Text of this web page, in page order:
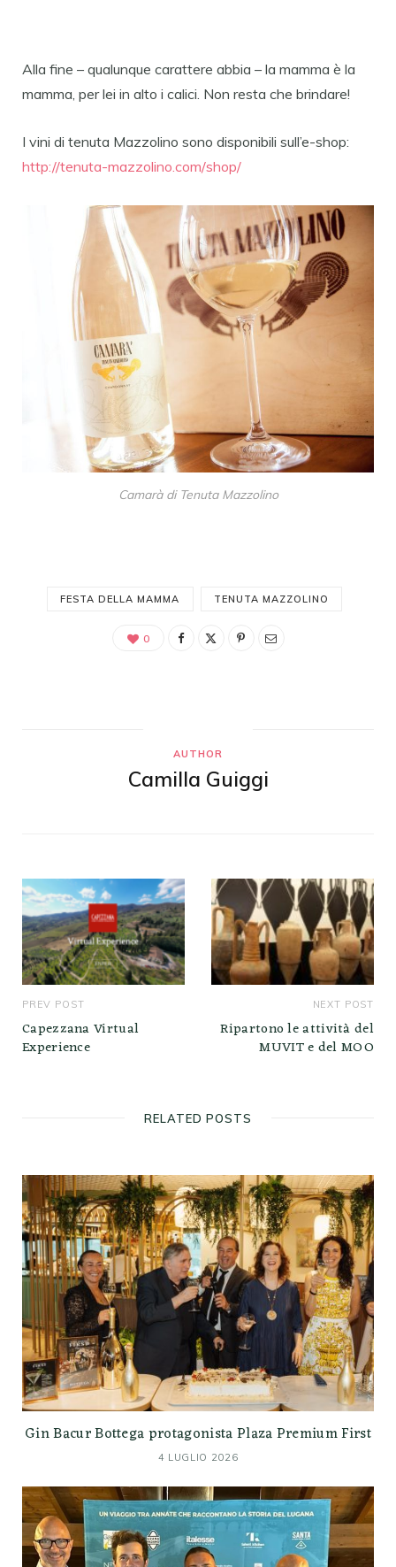
Alla fine – qualunque carattere abbia – la mamma è la
mamma, per lei in alto i calici. Non resta che brindare!
I vini di tenuta Mazzolino sono disponibili sull’e-shop:
http://tenuta-mazzolino.com/shop/
Camarà di Tenuta Mazzolino
FESTA DELLA MAMMA TENUTA MAZZOLINO
0
AUTHOR
Camilla Guiggi
PREV POST
Capezzana Virtual
Experience
NEXT POST
Ripartono le attività del
MUVIT e del MOO
RELATED POSTS
Gin Bacur Bottega protagonista Plaza Premium First
4 LUGLIO 2026